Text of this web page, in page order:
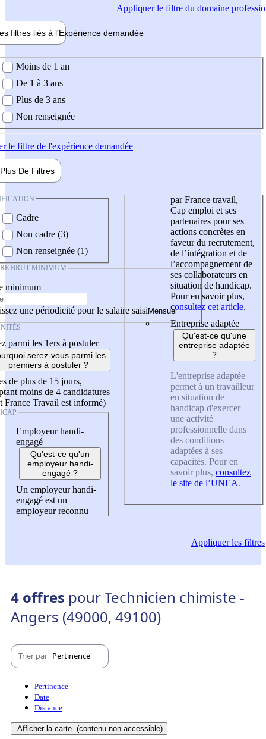
Appliquerle filtre du domaine
filtres liés à l'Expérience demandée
demandée
Moins de 1 an
De 1 à 3 ans
Plus de 3 ans
Non renseignée
le filtre de l'expérience demandée
Plus De Filtres
Cadre
Non cadre (3)
Non renseignée (1)
BRUT MINIMUM
minimum
une périodicité pour le salaire saisi
parmi les 1ers à postuler
serez-vous parmi les
premiers à postuler ?
de plus de 15 jours,
moins de 4 candidatures
France Travail est informé)
Employeur handi-
engagé
Qu'est-ce qu'un
employeur handi-
engagé ?
Un employeur handi-
engagé est un
employeur reconnu
par France travail,
Cap emploi et ses
partenaires pour ses
actions concrètes en
faveur du recrutement,
de l’intégration et de
l’accompagnement de
ses collaborateurs en
situation de handicap.
Pour en savoir plus,
consultez cet article.
Entreprise adaptée
Qu'est-ce qu'une
entreprise adaptée
?
L'entreprise adaptée
permet à un travailleur
en situation de
handicap d'exercer
une activité
professionnelle dans
des conditions
adaptées à ses
capacités. Pour en
savoir plus, consultez
le site de l’UNEA.
Appliquerles filtres
4 offres pour Technicien chimiste -
Angers (49000, 49100)
Trier par Pertinence
Pertinence
Date
Distance
Afficher la carte (contenu non-accessible)